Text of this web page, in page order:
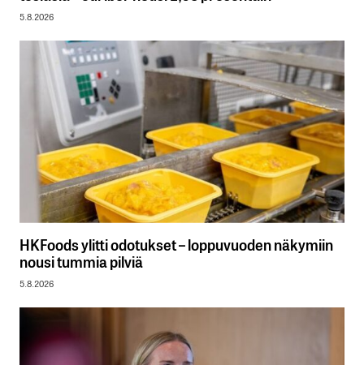
5.8.2026
HKFoods ylitti odotukset – loppuvuoden näkymiin
nousi tummia pilviä
5.8.2026